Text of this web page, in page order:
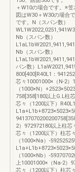
＋W10の場合です。※
図はW30＋W30の場合
です。N（スパン数）
Nb（スパン数）
Nb（スパン数）
パン数）
800[400]R40L1：
芯々10001000×（N-2）
（1000×N）
758[358]180以上G.L柱
芯々（1200以下）
2）972972180以上柱
芯々（1200以下）柱芯
（1000×Na）-
（1000×Nb）-
上10001000×（Na-2）
芯々（1200以下）柱芯